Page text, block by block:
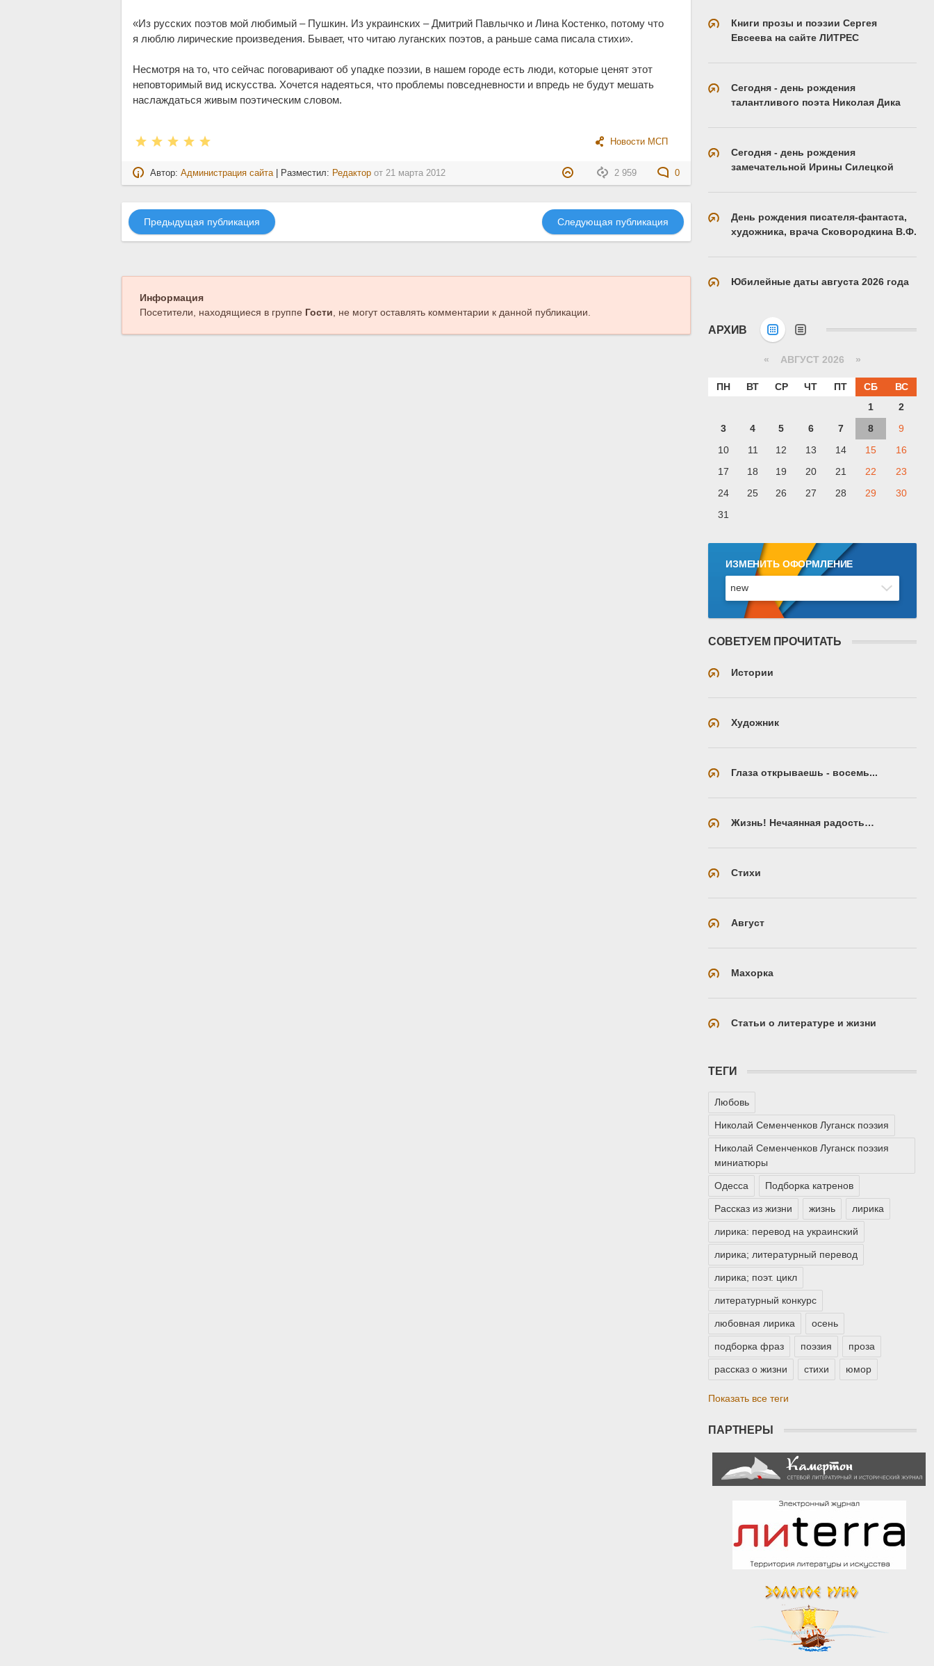
«Из русских поэтов мой любимый – Пушкин. Из украинских – Дмитрий Павлычко и Лина Костенко, потому что
я люблю лирические произведения. Бывает, что читаю луганских поэтов, а раньше сама писала стихи».
Несмотря на то, что сейчас поговаривают об упадке поэзии, в нашем городе есть люди, которые ценят этот
неповторимый вид искусства. Хочется надеяться, что проблемы повседневности и впредь не будут мешать
наслаждаться живым поэтическим словом.
Новости МСП
2 959 0
Автор:Администрация сайта | Разместил: Редактор от 21 марта 2012
Предыдущая публикация Следующая публикация
Информация
Посетители, находящиеся в группе Гости , не могут оставлять комментарии к данной публикации.
Книги прозы и поэзии Сергея
Евсеева на сайте ЛИТРЕС
Сегодня - день рождения
талантливого поэта Николая Дика
Сегодня - день рождения
замечательной Ирины Силецкой
День рождения писателя-фантаста,
художника, врача Сковородкина В.Ф.
Юбилейные даты августа 2026 года
АРХИВ
« АВГУСТ 2026 »
ПН ВТ СР ЧТ ПТ СБ
ВС
1
2
3
4 5 6 7 8
9
10
11 12 13 14 15
16
17
18 19 20 21 22
23
24
25 26 27 28 29
30
31
ИЗМЕНИТЬ ОФОРМЛЕНИЕ
СОВЕТУЕМ ПРОЧИТАТЬ
Истории
Художник
Глаза открываешь - восемь...
Жизнь! Нечаянная радость…
Стихи
Август
Махорка
Статьи о литературе и жизни
ТЕГИ
Любовь
Николай Семенченков Луганск поэзия
Николай Семенченков Луганск поэзия
миниатюры
Одесса Подборка катренов
Рассказ из жизни жизнь лирика
лирика: перевод на украинский
лирика; литературный перевод
лирика; поэт. цикл
литературный конкурс
любовная лирика осень
подборка фраз поэзия проза
рассказ о жизни стихи юмор
Показать все теги
ПАРТНЕРЫ